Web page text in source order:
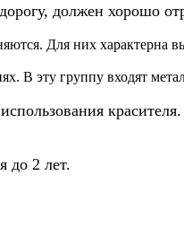
должен хорошо
Для них характерна
В эту группу входят
до 2 лет.